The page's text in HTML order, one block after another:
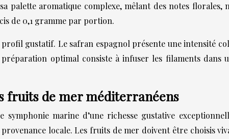
aromatique complexe, mêlant des notes florales,
de 0,1 gramme par portion.
gustatif. Le safran espagnol présente une intensité
optimal consiste à infuser les filaments
fruits de mer méditerranéens
marine d’une richesse gustative
locale. Les fruits de mer doivent être choisis